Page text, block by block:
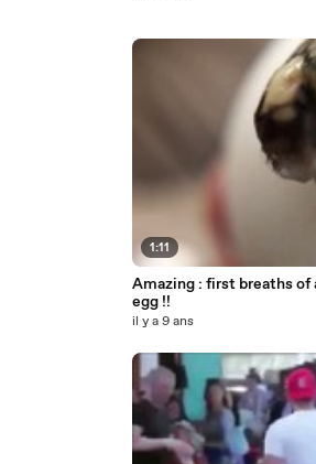
1:11
Amazing : first breaths
egg !!
il y a 9 ans